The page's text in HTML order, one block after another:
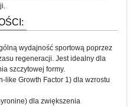
wydajność sportową poprzez
regeneracji. Jest idealny dla
szczytowej formy.
like Growth Factor 1) dla wzrostu
dla zwiększenia